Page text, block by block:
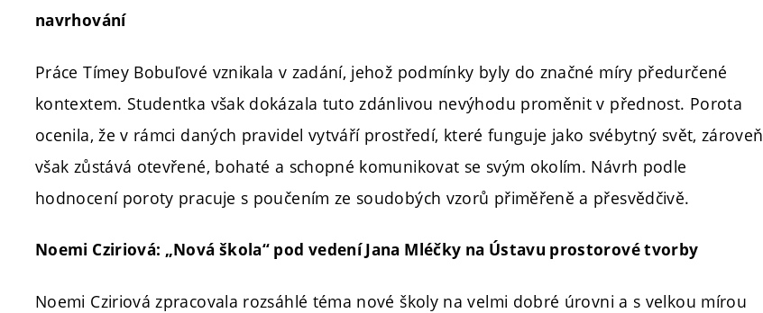
navrhování
Práce Tímey Bobuľové vznikala v zadání, jehož podmínky byly do značné míry předurčené
kontextem. Studentka však dokázala tuto zdánlivou nevýhodu proměnit v přednost. Porota
ocenila, že v rámci daných pravidel vytváří prostředí, které funguje jako svébytný svět, zároveň
však zůstává otevřené, bohaté a schopné komunikovat se svým okolím. Návrh podle
hodnocení poroty pracuje s poučením ze soudobých vzorů přiměřeně a přesvědčivě.
Noemi Cziriová: „Nová škola“ pod vedení Jana Mléčky na Ústavu prostorové tvorby
Noemi Cziriová zpracovala rozsáhlé téma nové školy na velmi dobré úrovni a s velkou mírou